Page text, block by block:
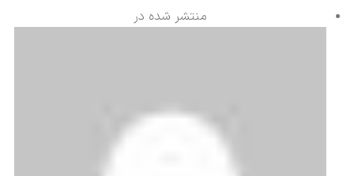
منتشر شده در